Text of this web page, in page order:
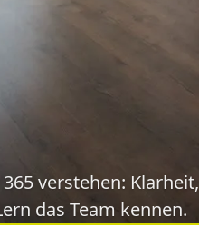
verstehen: Klarheit,
das Team kennen.